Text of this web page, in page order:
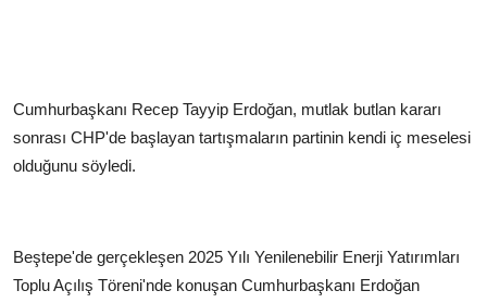
Cumhurbaşkanı Recep Tayyip Erdoğan, mutlak butlan kararı
sonrası CHP'de başlayan tartışmaların partinin kendi iç meselesi
olduğunu söyledi.
Beştepe'de gerçekleşen 2025 Yılı Yenilenebilir Enerji Yatırımları
Toplu Açılış Töreni'nde konuşan Cumhurbaşkanı Erdoğan